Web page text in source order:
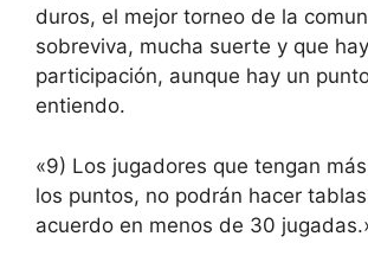
duros, el mejor torneo de la
sobreviva, mucha suerte y que
participación, aunque hay un
entiendo.
«9) Los jugadores que tengan
los puntos, no podrán hacer
acuerdo en menos de 30